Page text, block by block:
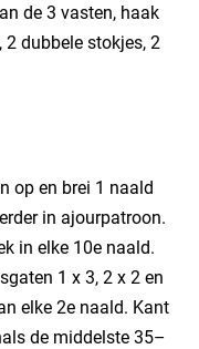
de 3 vasten, haak
dubbele stokjes, 2
op en brei 1 naald
in ajourpatroon.
in elke 10e naald.
1 x 3, 2 x 2 en
elke 2e naald. Kant
de middelste 35–